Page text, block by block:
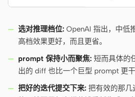
选对推理档位: OpenAI 指出，中低
高档效果更好，而且更省。
prompt 保持小而聚焦: 短而具体的
出的 diff 也比一个巨型 prompt 更干
把好的迭代提交下来: 把有效的那几